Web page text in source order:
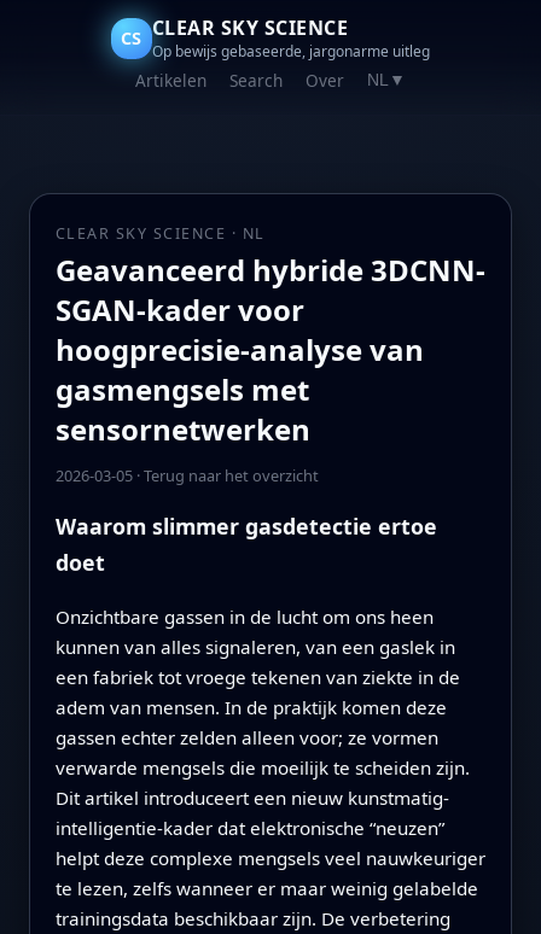
CS CLEAR SKY SCIENCE
Op bewijs gebaseerde, jargonarme uitleg
Artikelen Search Over NL ▼
CLEAR SKY SCIENCE · NL
Geavanceerd hybride 3DCNN-
SGAN-kader voor
hoogprecisie-analyse van
gasmengsels met
sensornetwerken
2026-03-05·Terug naar het overzicht
Waarom slimmer gasdetectie ertoe
doet
Onzichtbare gassen in de lucht om ons heen
kunnen van alles signaleren, van een gaslek in
een fabriek tot vroege tekenen van ziekte in de
adem van mensen. In de praktijk komen deze
gassen echter zelden alleen voor; ze vormen
verwarde mengsels die moeilijk te scheiden zijn.
Dit artikel introduceert een nieuw kunstmatig-
intelligentie-kader dat elektronische “neuzen”
helpt deze complexe mengsels veel nauwkeuriger
te lezen, zelfs wanneer er maar weinig gelabelde
trainingsdata beschikbaar zijn. De verbetering